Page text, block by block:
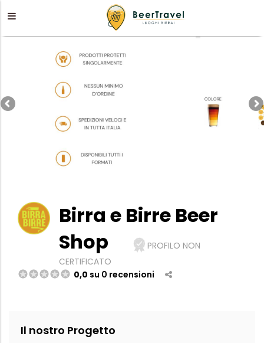
Birra e Birre Beer
Shop
PROFILO NON
CERTIFICATO
0,0 su 0 recensioni
Il nostro Progetto